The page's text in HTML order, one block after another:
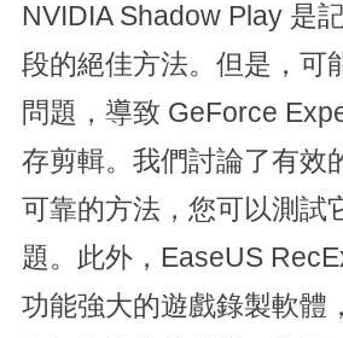
NVIDIA Shadow Play 是
段的絕佳方法。但是，可
問題，導致 GeForce
存剪輯。我們討論了有效
可靠的方法，您可以測試
題。此外，EaseUS
功能強大的遊戲錄製軟體